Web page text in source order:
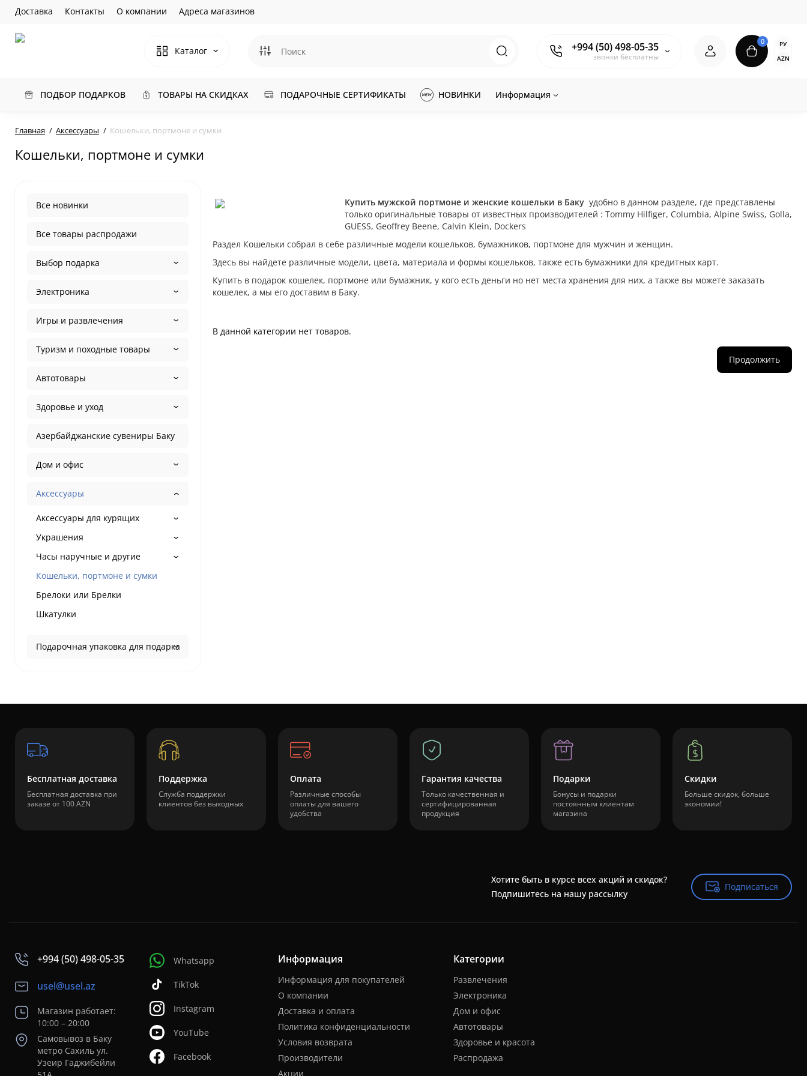
Доставка Контакты О компании Адреса магазинов
Каталог +994 (50) 498-05-35
звонки бесплатны
0
РУ
AZN
ПОДБОР ПОДАРКОВ ТОВАРЫ НА СКИДКАХ ПОДАРОЧНЫЕ СЕРТИФИКАТЫ НОВИНКИ Информация
Главная Аксессуары Кошельки, портмоне и сумки
Кошельки, портмоне и сумки
Все новинки
Все товары распродажи
Выбор подарка
Электроника
Игры и развлечения
Туризм и походные товары
Автотовары
Здоровье и уход
Азербайджанские сувениры Баку
Дом и офис
Аксессуары
Аксессуары для курящих
Украшения
Часы наручные и другие
Кошельки, портмоне и сумки
Брелоки или Брелки
Шкатулки
Подарочная упаковка для подарка
Купить мужской портмоне и женские кошельки в Бакуудобно в данном разделе, где представлены
только оригинальные товары от известных производителей : Tommy Hilfiger, Columbia, Alpine Swiss, Golla,
GUESS, Geoffrey Beene, Calvin Klein, Dockers
Раздел Кошельки собрал в себе различные модели кошельков, бумажников, портмоне для мужчин и женщин.
Здесь вы найдете различные модели, цвета, материала и формы кошельков, также есть бумажники для кредитных карт.
Купить в подарок кошелек, портмоне или бумажник, у кого есть деньги но нет места хранения для них, а также вы можете заказать
кошелек, а мы его доставим в Баку.
В данной категории нет товаров.
Продолжить
Бесплатная доставка
Бесплатная доставка при
заказе от 100 AZN
Поддержка
Служба поддержки
клиентов без выходных
Оплата
Различные способы
оплаты для вашего
удобства
Гарантия качества
Только качественная и
сертифицированная
продукция
Подарки
Бонусы и подарки
постоянным клиентам
магазина
Скидки
Больше скидок, больше
экономии!
Хотите быть в курсе всех акций и скидок?
Подпишитесь на нашу рассылку
Подписаться
Подписаться
+994 (50) 498-05-35
usel@usel.az
Магазин работает:
10:00 – 20:00
Самовывоз в Баку
метро Сахиль ул.
Узеир Гаджибейли
Whatsapp
TikTok
Instagram
YouTube
Facebook
Информация
Информация для покупателей
О компании
Доставка и оплата
Политика конфиденциальности
Условия возврата
Производители
Акции
Категории
Развлечения
Электроника
Дом и офис
Автотовары
Здоровье и красота
Распродажа